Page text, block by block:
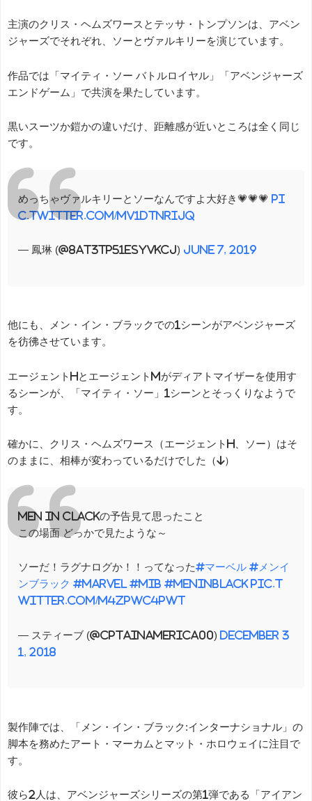
主演のクリス・ヘムズワースとテッサ・トンプソンは、アベン
ジャーズでそれぞれ、ソーとヴァルキリーを演じています。
作品では「マイティ・ソー バトルロイヤル」「アベンジャーズ
エンドゲーム」で共演を果たしています。
黒いスーツか鎧かの違いだけ、距離感が近いところは全く同じ
です。
めっちゃヴァルキリーとソーなんですよ大好き💗💗💗 pi
c.twitter.com/MV1dTNRiJQ
— 鳳琳 (@8aT3TP51esyvkcJ) June 7, 2019
他にも、メン・イン・ブラックでの1シーンがアベンジャーズ
を彷彿させています。
エージェントHとエージェントMがディアトマイザーを使用す
るシーンが、「マイティ・ソー」1シーンとそっくりなようで
す。
確かに、クリス・ヘムズワース（エージェントH、ソー）はそ
のままに、相棒が変わっているだけでした（↓）
MEN IN CLACKの予告見て思ったこと
この場面 どっかで見たような～
ソーだ！ラグナログか！！ってなった#マーベル #メンイ
ンブラック #marvel #mib #MenInBlack pic.t
witter.com/M4zpWc4PwT
— スティーブ (@cptainamerica00) December 3
1, 2018
製作陣では、「メン・イン・ブラック:インターナショナル」の
脚本を務めたアート・マーカムとマット・ホロウェイに注目で
す。
彼ら2人は、アベンジャーズシリーズの第1弾である「アイアン